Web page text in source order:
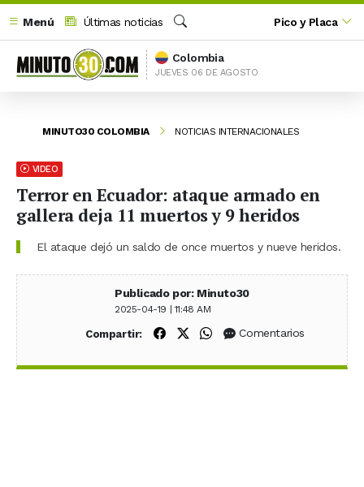
Menú
Últimas noticias
Buscar
Pico y Placa
Colombia
JUEVES 06 DE AGOSTO
MINUTO30 COLOMBIA NOTICIAS INTERNACIONALES
VIDEO
Terror en Ecuador: ataque armado en
gallera deja 11 muertos y 9 heridos
El ataque dejó un saldo de once muertos y nueve heridos.
Publicado por: Minuto30
2025-04-19 | 11:48 AM
Compartir: Compartir en Facebook
Compartir en X (Twitter)
Compartir en WhatsApp
Comentarios